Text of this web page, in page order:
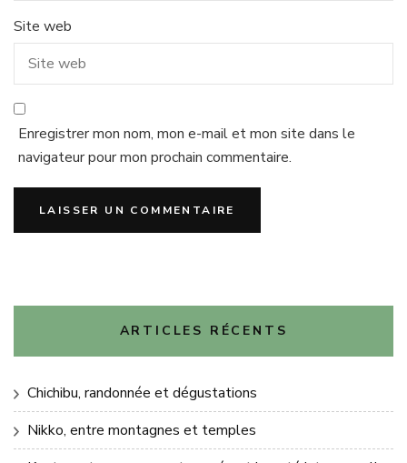
Site web
Enregistrer mon nom, mon e-mail et mon site dans le
navigateur pour mon prochain commentaire.
ARTICLES RÉCENTS
Chichibu, randonnée et dégustations
Nikko, entre montagnes et temples